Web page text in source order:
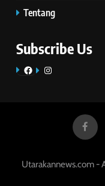
Tentang
Subscribe Us
FacebookInstagram
Utarakannews.com -